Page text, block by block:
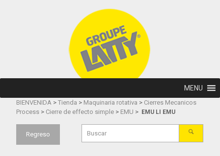
MENU
BIENVENIDA > Tienda > Maquinaria rotativa > Cierres Mecanicos
Process > Cierre de effecto simple > EMU > EMU LI EMU
Regreso